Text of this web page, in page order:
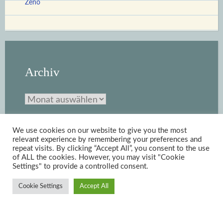
Zeno
Archiv
Archiv
Automattic
We use cookies on our website to give you the most
relevant experience by remembering your preferences and
repeat visits. By clicking “Accept All”, you consent to the use
of ALL the cookies. However, you may visit "Cookie
Settings" to provide a controlled consent.
Cookie Settings Accept All